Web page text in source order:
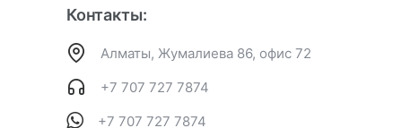
Контакты:
Алматы, Жумалиева 86, офис 72
+7 707 727 7874
+7 707 727 7874